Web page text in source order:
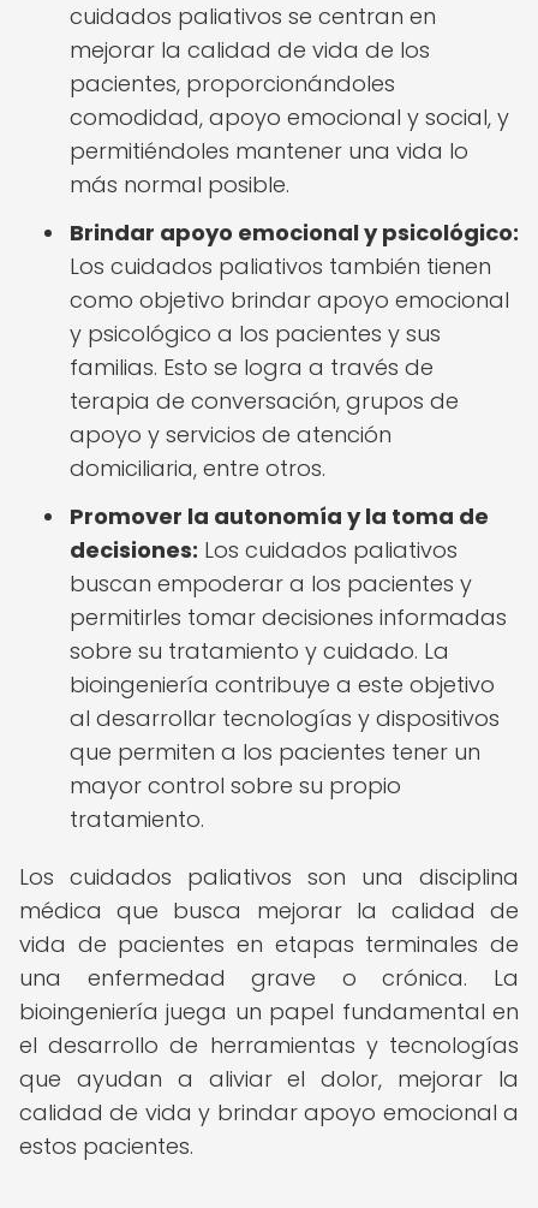
cuidados paliativos se centran en
mejorar la calidad de vida de los
pacientes, proporcionándoles
comodidad, apoyo emocional y social, y
permitiéndoles mantener una vida lo
más normal posible.
Brindar apoyo emocional y psicológico:
Los cuidados paliativos también tienen
como objetivo brindar apoyo emocional
y psicológico a los pacientes y sus
familias. Esto se logra a través de
terapia de conversación, grupos de
apoyo y servicios de atención
domiciliaria, entre otros.
Promover la autonomía y la toma de
decisiones: Los cuidados paliativos
buscan empoderar a los pacientes y
permitirles tomar decisiones informadas
sobre su tratamiento y cuidado. La
bioingeniería contribuye a este objetivo
al desarrollar tecnologías y dispositivos
que permiten a los pacientes tener un
mayor control sobre su propio
tratamiento.
Los cuidados paliativos son una disciplina
médica que busca mejorar la calidad de
vida de pacientes en etapas terminales de
una enfermedad grave o crónica. La
bioingeniería juega un papel fundamental en
el desarrollo de herramientas y tecnologías
que ayudan a aliviar el dolor, mejorar la
calidad de vida y brindar apoyo emocional a
estos pacientes.